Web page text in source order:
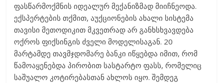
ფასწარმოქმნის იდეალურ მექანიზმად მიიჩნეოდა.
ექსპერტების თქმით, აუქციონების ახალი სისტემა
თავისი მეთოდიკით მკვეთრად არ განხსხვავდება
ოქროს ფიქსინგის ძველი მოდელისაგან. 20
მარტამდე თავმჯდომარე ბანკი იწყებდა იმით, რომ
წამოაყენებდა პირობით სასტარტო ფასს, რომელიც
საშუალო კოტირებასთან ახლოს იყო. შემდეგ